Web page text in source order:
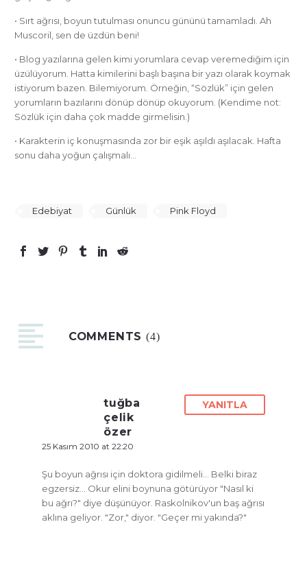
• Sırt ağrısı, boyun tutulması onuncu gününü tamamladı. Ah
Muscoril, sen de üzdün beni!
• Blog yazılarına gelen kimi yorumlara cevap veremediğim için
üzülüyorum. Hatta kimilerini başlı başına bir yazı olarak koymak
istiyorum bazen. Bilemiyorum. Örneğin, “Sözlük” için gelen
yorumların bazılarını dönüp dönüp okuyorum. (Kendime not:
Sözlük için daha çok madde girmelisin.)
• Karakterin iç konuşmasında zor bir eşik aşıldı aşılacak. Hafta
sonu daha yoğun çalışmalı…
Edebiyat Günlük Pink Floyd
COMMENTS(4)
tuğba
çelik
özer
25 Kasım 2010 at 22:20
YANITLA
Şu boyun ağrısı için doktora gidilmeli… Belki biraz
egzersiz… Okur elini boynuna götürüyor "Nasıl ki
bu ağrı?" diye düşünüyor. Raskolnikov'un baş ağrısı
aklına geliyor. "Zor," diyor. "Geçer mi yakında?"